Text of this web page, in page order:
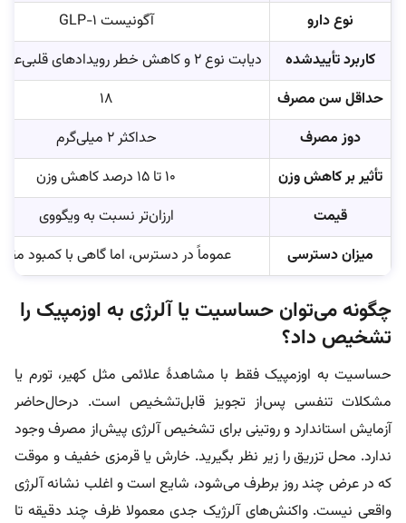
نوع دارو
آگونیست GLP-1
کاربرد تأییدشده
دیابت نوع ۲ و کاهش خطر رویدادهای قلبی‌عروقی مرتبط
حداقل سن مصرف
۱۸
دوز مصرف
حداکثر ۲ میلی‌گرم
تأثیر بر کاهش وزن
۱۰ تا ۱۵ درصد کاهش وزن
قیمت
ارزان‌تر نسبت به ویگووی
میزان دسترسی
عموماً در دسترس، اما گاهی با کمبود
چگونه می‌توان حساسیت یا آلرژی به اوزمپیک را
تشخیص داد؟
حساسیت به اوزمپیک فقط با مشاهدۀ علائمی مثل کهیر، تورم یا
مشکلات تنفسی پس‌از تجویز قابل‌تشخیص است. در‌حال‌حاضر
آزمایش استاندارد و روتینی برای تشخیص آلرژی پیش‌از مصرف وجود
ندارد. محل تزریق را زیر نظر بگیرید. خارش یا قرمزی خفیف و موقت
که در عرض چند روز برطرف می‌شود، شایع است و اغلب نشانه آلرژی
واقعی نیست. واکنش‌های آلرژیک جدی معمولا ظرف چند دقیقه تا